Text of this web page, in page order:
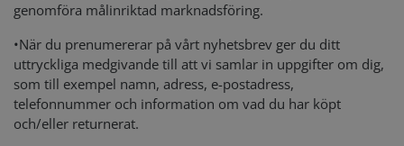
genomföra målinriktad marknadsföring.
•När du prenumererar på vårt nyhetsbrev ger du ditt
uttryckliga medgivande till att vi samlar in uppgifter om dig,
som till exempel namn, adress, e-postadress,
telefonnummer och information om vad du har köpt
och/eller returnerat.